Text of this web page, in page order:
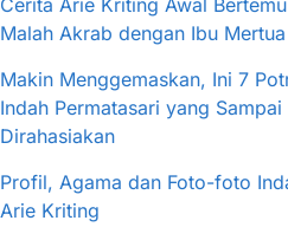
Cerita Arie Kriting Awal
Malah Akrab dengan Ibu
Makin Menggemaskan, Ini 7
Indah Permatasari yang
Dirahasiakan
Profil, Agama dan Foto-foto
Arie Kriting